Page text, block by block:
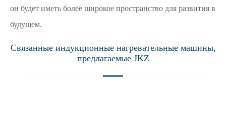
он будет иметь более широкое пространство для развития в
будущем.
Связанные индукционные нагревательные машины,
предлагаемые JKZ